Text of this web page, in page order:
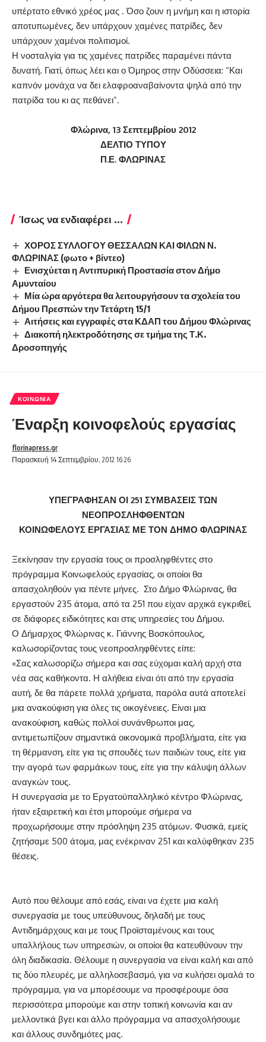
υπέρτατο εθνικό χρέος μας . Όσο ζουν η μνήμη και η ιστορία
αποτυπωμένες, δεν υπάρχουν χαμένες πατρίδες, δεν
υπάρχουν χαμένοι πολιτισμοί.
Η νοσταλγία για τις χαμένες πατρίδες παραμένει πάντα
δυνατή. Γιατί, όπως λέει και ο Όμηρος στην Οδύσσεια: “Και
καπνόν μονάχα να δει ελαφροαναβαίνοντα ψηλά από την
πατρίδα του κι ας πεθάνει”.
Φλώρινα, 13 Σεπτεμβρίου 2012
ΔΕΛΤΙΟ ΤΥΠΟΥ
Π.Ε. ΦΛΩΡΙΝΑΣ
Ίσως να ενδιαφέρει ...
ΧΟΡΟΣ ΣΥΛΛΟΓΟΥ ΘΕΣΣΑΛΩΝ ΚΑΙ ΦΙΛΩΝ Ν.
ΦΛΩΡΙΝΑΣ (φωτο + βίντεο)
Ενισχύεται η Αντιπυρική Προστασία στον Δήμο
Αμυνταίου
Μία ώρα αργότερα θα λειτουργήσουν τα σχολεία του
Δήμου Πρεσπών την Τετάρτη 15/1
Αιτήσεις και εγγραφές στα ΚΔΑΠ του Δήμου Φλώρινας
Διακοπή ηλεκτροδότησης σε τμήμα της Τ.Κ.
Δροσοπηγής
ΚΟΙΝΩΝΊΑ
Έναρξη κοινοφελούς εργασίας
Παρασκευή 14 Σεπτεμβρίου, 2012 16:26
florinapress.gr
ΥΠΕΓΡΑΦΗΣΑΝ ΟΙ 251 ΣΥΜΒΑΣΕΙΣ ΤΩΝ
ΝΕΟΠΡΟΣΛΗΦΘΕΝΤΩΝ
ΚΟΙΝΩΦΕΛΟΥΣ ΕΡΓΑΣΙΑΣ ΜΕ ΤΟΝ ΔΗΜΟ ΦΛΩΡΙΝΑΣ
Ξεκίνησαν την εργασία τους οι προσληφθέντες στο
πρόγραμμα Κοινωφελούς εργασίας, οι οποίοι θα
απασχοληθούν για πέντε μήνες. Στο Δήμο Φλώρινας, θα
εργαστούν 235 άτομα, από τα 251 που είχαν αρχικά εγκριθεί,
σε διάφορες ειδικότητες και στις υπηρεσίες του Δήμου.
Ο Δήμαρχος Φλώρινας κ. Γιάννης Βοσκόπουλος,
καλωσορίζοντας τους νεοπροσληφθέντες είπε:
«Σας καλωσορίζω σήμερα και σας εύχομαι καλή αρχή στα
νέα σας καθήκοντα. Η αλήθεια είναι ότι από την εργασία
αυτή, δε θα πάρετε πολλά χρήματα, παρόλα αυτά αποτελεί
μια ανακούφιση για όλες τις οικογένειες. Είναι μια
ανακούφιση, καθώς πολλοί συνάνθρωποι μας,
αντιμετωπίζουν σημαντικά οικονομικά προβλήματα, είτε για
τη θέρμανση, είτε για τις σπουδές των παιδιών τους, είτε για
την αγορά των φαρμάκων τους, είτε για την κάλυψη άλλων
αναγκών τους.
Η συνεργασία με το Εργατοϋπαλληλικό κέντρο Φλώρινας,
ήταν εξαιρετική και έτσι μπορούμε σήμερα να
προχωρήσουμε στην πρόσληψη 235 ατόμων. Φυσικά, εμείς
ζητήσαμε 500 άτομα, μας ενέκριναν 251 και καλύφθηκαν 235
θέσεις.
Αυτό που θέλουμε από εσάς, είναι να έχετε μια καλή
συνεργασία με τους υπεύθυνους, δηλαδή με τους
Αντιδημάρχους και με τους Προϊσταμένους και τους
υπαλλήλους των υπηρεσιών, οι οποίοι θα κατευθύνουν την
όλη διαδικασία. Θέλουμε η συνεργασία να είναι καλή και από
τις δύο πλευρές, με αλληλοσεβασμό, για να κυλήσει ομαλά το
πρόγραμμα, για να μπορέσουμε να προσφέρουμε όσα
περισσότερα μπορούμε και στην τοπική κοινωνία και αν
μελλοντικά βγει και άλλο πρόγραμμα να απασχολήσουμε
και άλλους συνδημότες μας.